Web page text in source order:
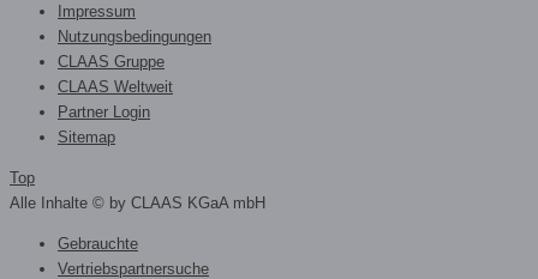
Impressum
Nutzungsbedingungen
CLAAS Gruppe
CLAAS Weltweit
Partner Login
Sitemap
Top
Alle Inhalte © by CLAAS KGaA mbH
Gebrauchte
Vertriebspartnersuche